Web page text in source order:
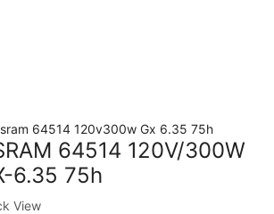
64514 120V/300W
6.35 75h
View